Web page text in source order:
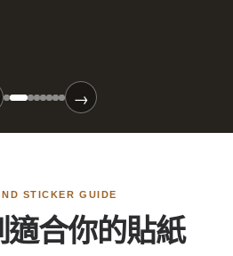
印刷
貼紙
→
STICKER GUIDE
適合你的貼紙